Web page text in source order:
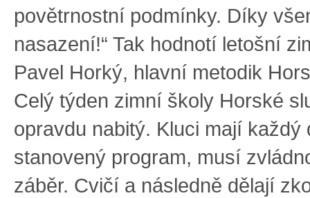
povětrnostní podmínky. Díky
nasazení!“ Tak hodnotí letošní
Pavel Horký, hlavní metodik
Celý týden zimní školy Horské
opravdu nabitý. Kluci mají každý
stanovený program, musí
záběr. Cvičí a následně dělají